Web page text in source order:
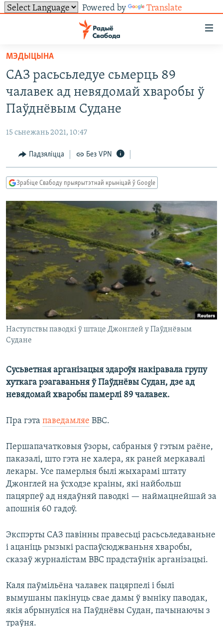
Powered by Translate
ўнівэрсальнага
доступу
Перайсьці
да
галоўнага
зьместу
Перайсьці
да
навігацыі
Перайсьці
да
УСЕ НАВІНЫ
ВІДЭА І ФОТА
ЭКАНОМІКА
ПАЛІТВЯЗЬНІ
КУЛЬТУРА
КАЛЯНДАР
ТОЛЬКІ НА СВАБОДЗЕ
ТЭСТЫ
ГІСТОРЫЯ НА СВАБОДЗЕ
ПАДКАСТЫ
PREMIUM
МОВА
НА ХВАЛЯХ СВАБОДЫ
СУВЯЗЬ
ПАДЗЯЛІЦЦА ІНФАРМАЦЫЯЙ
ПАДКАСТЫ
Усе сайты РС/РСЭ
МЭДЫЦЫНА
САЗ расьсьледуе сьмерць 89
чалавек ад невядомай хваробы ў
Паўднёвым Судане
15 сьнежань 2021, 10:47
Падзяліцца Без VPN
Зрабіце Свабоду прыярытэтнай крыніцай ў Google
Наступствы паводкі ў штаце Джонглей у Паўднёвым
Судане
Сусьветная арганізацыя здароўя накіравала групу
хуткага рэагаваньня ў Паўднёвы Судан, дзе ад
невядомай хваробы памерлі 89 чалавек.
Пра гэта паведамляе ВВС.
Першапачатковыя ўзоры, сабраныя ў гэтым раёне,
паказалі, што гэта не халера, як раней меркавалі
лекары. Усе памерлыя былі жыхарамі штату
Джонглей на ўсходзе краіны, які найбольш
пацярпеў ад нядаўняй паводкі — наймацнейшай за
апошнія 60 гадоў.
Экспэрты САЗ павінны правесьці расьсьледаваньне
і ацаніць рызыкі распаўсюджваньня хваробы,
сказаў журналістам ВВС прадстаўнік арганізацыі.
Каля паўмільёна чалавек пацярпелі і былі
вымушаны пакінуць свае дамы ў выніку паводак,
якія абрынуліся на Паўднёвы Судан, пачынаючы з
траўня.